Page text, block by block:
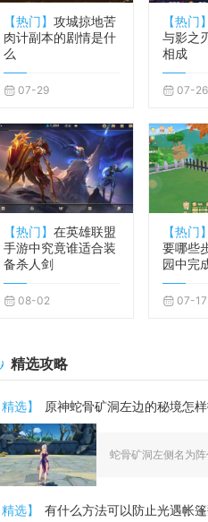
【热门】 攻城掠地苦
肉计副本的剧情是什
么
07-29
【热门】
与影之
相成
07-26
【热门】 在英雄联盟
手游中究竟谁适合装
备杀人剑
08-02
【热门】
要哪些
园中完
07-17
精选攻略
精选】 原神蛇骨矿洞左边的秘境怎
蛇骨矿洞左侧名为
精选】 有什么方法可以防止光遇帐